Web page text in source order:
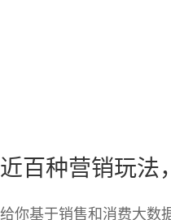
近百种营销玩法
给你基于销售和消费大数